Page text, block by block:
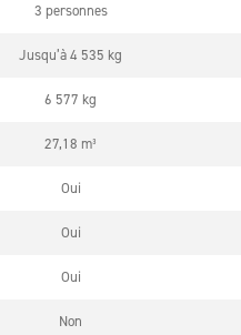
3 personnes
Jusqu’à 4 535 kg
6 577 kg
27,18 m³
Oui
Oui
Oui
Non